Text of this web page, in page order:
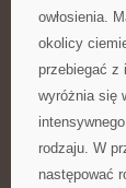
owłosienia.
okolicy
przebiegać z
wyróżnia się
rodzaju. W
następować